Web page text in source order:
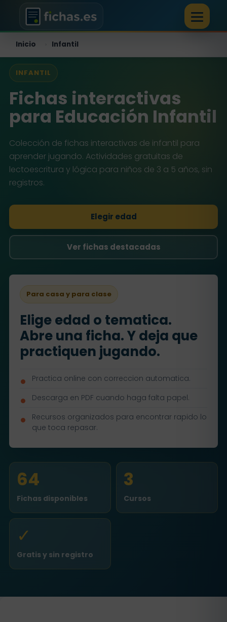
Inicio Infantil
INFANTIL
Fichas interactivas
para Educación Infantil
Colección de fichas interactivas de infantil para
aprender jugando. Actividades gratuitas de
lectoescritura y lógica para niños de 3 a 5 años, sin
registros.
Elegir edad
Ver fichas destacadas
Para casa y para clase
Elige edad o tematica.
Abre una ficha. Y deja que
practiquen jugando.
Practica online con correccion automatica.
Descarga en PDF cuando haga falta papel.
Recursos organizados para encontrar rapido lo
que toca repasar.
64
Fichas disponibles
3
Cursos
✓
Gratis y sin registro